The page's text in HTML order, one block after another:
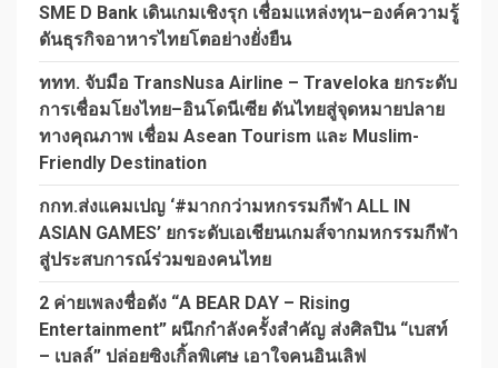
SME D Bank เดินเกมเชิงรุก เชื่อมแหล่งทุน–องค์ความรู้
ดันธุรกิจอาหารไทยโตอย่างยั่งยืน
ททท. จับมือ TransNusa Airline – Traveloka ยกระดับ
การเชื่อมโยงไทย–อินโดนีเซีย ดันไทยสู่จุดหมายปลาย
ทางคุณภาพ เชื่อม Asean Tourism และ Muslim-
Friendly Destination
กกท.ส่งแคมเปญ ‘#มากกว่ามหกรรมกีฬา ALL IN
ASIAN GAMES’ ยกระดับเอเชียนเกมส์จากมหกรรมกีฬา
สู่ประสบการณ์ร่วมของคนไทย
2 ค่ายเพลงชื่อดัง “A BEAR DAY – Rising
Entertainment” ผนึกกำลังครั้งสำคัญ ส่งศิลปิน “เบสท์
– เบลล์” ปล่อยซิงเกิ้ลพิเศษ เอาใจคนอินเลิฟ